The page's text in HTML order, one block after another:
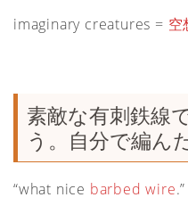
imaginary creatures = 空
素敵な有刺鉄線
う。自分で編ん
“what nice barbed wire.”